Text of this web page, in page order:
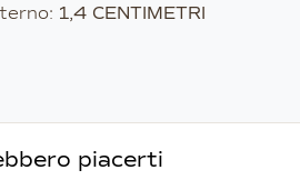
1,4 CENTIMETRI
piacerti